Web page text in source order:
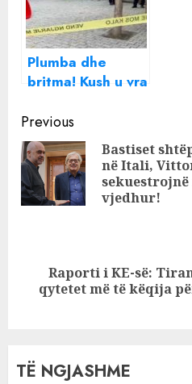
Plumba dhe
britma! Kush u vra
njoftimi i parë i
policisë
Continue
Reading
Previous
Bastiset
në Itali,
vjedhur!
Next
post:
Raporti i KE-së:
qytetet më të këqija
TË NGJASHME